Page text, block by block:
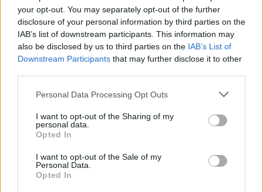
your opt-out. You may separately opt-out of the further
disclosure of your personal information by third parties on the
IAB’s list of downstream participants. This information may
also be disclosed by us to third parties on the IAB’s List of
Downstream Participants that may further disclose it to other
Personal Data Processing Opt Outs
I want to opt-out of the Sharing of my
personal data.
Opted In
I want to opt-out of the Sale of my
Personal Data.
Opted In